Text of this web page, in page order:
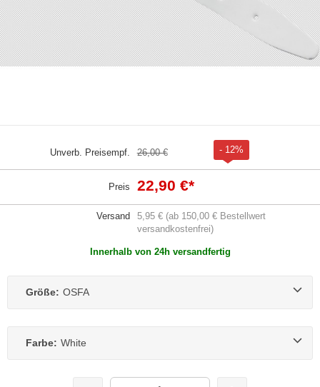
Unverb. Preisempf. 26,00 € - 12%
Preis 22,90 €*
Versand
5,95 € (ab 150,00 € Bestellwert
versandkostenfrei)
Innerhalb von 24h versandfertig
Größe: OSFA
Farbe: White